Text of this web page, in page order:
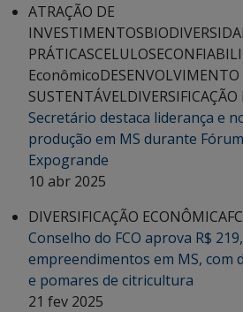
ATRAÇÃO DE
INVESTIMENTOS
PRÁTICASCELULOSE
EconômicoDESENVOLVIMENTO
SUSTENTÁVEL
Secretário destaca liderança e
produção em MS durante
Expogrande
10 abr 2025
DIVERSIFICAÇÃO ECONÔMICA
Conselho do FCO aprova R$
empreendimentos em MS, com
e pomares de citricultura
21 fev 2025